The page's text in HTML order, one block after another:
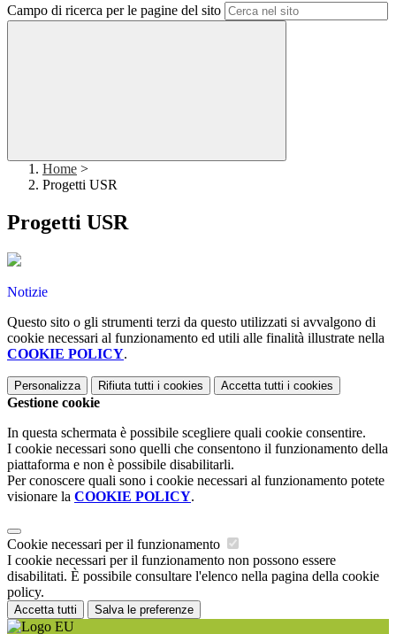
Campo di ricerca per le pagine del sito
Home >
Progetti USR
Progetti USR
Notizie
Questo sito o gli strumenti terzi da questo utilizzati si avvalgono di
cookie necessari al funzionamento ed utili alle finalità illustrate nella
COOKIE POLICY.
Personalizza Rifiuta tutti i cookies Accetta tutti i cookies
Gestione cookie
In questa schermata è possibile scegliere quali cookie consentire.
I cookie necessari sono quelli che consentono il funzionamento della
piattaforma e non è possibile disabilitarli.
Per conoscere quali sono i cookie necessari al funzionamento potete
visionare la COOKIE POLICY.
Cookie necessari per il funzionamento
I cookie necessari per il funzionamento non possono essere
disabilitati. È possibile consultare l'elenco nella pagina della cookie
policy.
Accetta tutti Salva le preferenze